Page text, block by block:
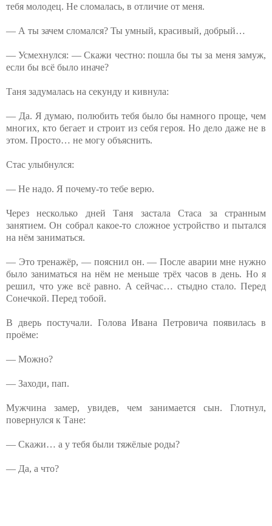
тебя молодец. Не сломалась, в отличие от меня.
— А ты зачем сломался? Ты умный, красивый, добрый…
— Усмехнулся: — Скажи честно: пошла бы ты за меня замуж,
если бы всё было иначе?
Таня задумалась на секунду и кивнула:
— Да. Я думаю, полюбить тебя было бы намного проще, чем
многих, кто бегает и строит из себя героя. Но дело даже не в
этом. Просто… не могу объяснить.
Стас улыбнулся:
— Не надо. Я почему-то тебе верю.
Через несколько дней Таня застала Стаса за странным
занятием. Он собрал какое-то сложное устройство и пытался
на нём заниматься.
— Это тренажёр, — пояснил он. — После аварии мне нужно
было заниматься на нём не меньше трёх часов в день. Но я
решил, что уже всё равно. А сейчас… стыдно стало. Перед
Сонечкой. Перед тобой.
В дверь постучали. Голова Ивана Петровича появилась в
проёме:
— Можно?
— Заходи, пап.
Мужчина замер, увидев, чем занимается сын. Глотнул,
повернулся к Тане:
— Скажи… а у тебя были тяжёлые роды?
— Да, а что?